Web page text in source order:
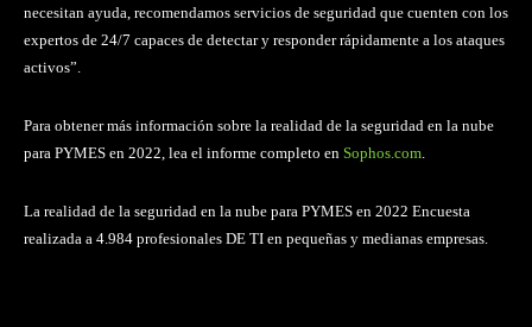
necesitan ayuda, recomendamos servicios de seguridad que cuenten con los
expertos de 24/7 capaces de detectar y responder rápidamente a los ataques
activos”.
Para obtener más información sobre la realidad de la seguridad en la nube
para PYMES en 2022, lea el informe completo en Sophos.com.
La realidad de la seguridad en la nube para PYMES en 2022 Encuesta
realizada a 4.984 profesionales DE TI en pequeñas y medianas empresas.